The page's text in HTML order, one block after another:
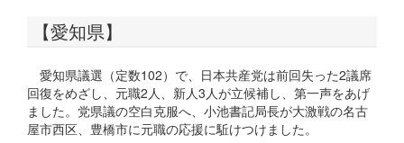
【愛知県】
愛知県議選（定数102）で、日本共産党は前回失った2議席
回復をめざし、元職2人、新人3人が立候補し、第一声をあげ
ました。党県議の空白克服へ、小池書記局長が大激戦の名古
屋市西区、豊橋市に元職の応援に駈けつけました。